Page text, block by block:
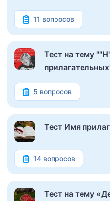
11 вопросов
Тест на тему
5 вопросов
Тест Имя
14 вопросов
Тест на тему